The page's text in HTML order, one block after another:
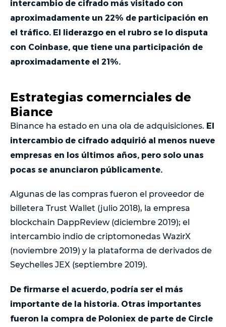
intercambio de cifrado más visitado con
aproximadamente un 22% de participación en
el tráfico. El liderazgo en el rubro se lo disputa
con Coinbase, que tiene una participación de
aproximadamente el 21%.
Estrategias comernciales de
Biance
Binance ha estado en una ola de adquisiciones. El
intercambio de cifrado adquirió al menos nueve
empresas en los últimos años, pero solo unas
pocas se anunciaron públicamente.
Algunas de las compras fueron el proveedor de
billetera Trust Wallet (julio 2018), la empresa
blockchain DappReview (diciembre 2019); el
intercambio indio de criptomonedas WazirX
(noviembre 2019) y la plataforma de derivados de
Seychelles JEX (septiembre 2019).
De firmarse el acuerdo, podría ser el más
importante de la historia. Otras importantes
fueron la compra de Poloniex de parte de Circle